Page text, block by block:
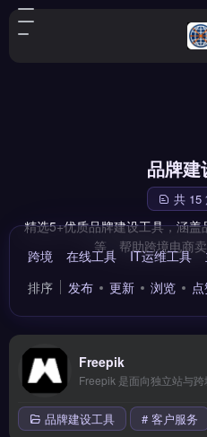
品牌建
共 15
精选5+优质品牌建设工具，涵
等，帮助跨境电商
跨境 在线工具 IT运维工具
排序
发布 更新 浏览
Freepik
品牌建设工具 # 客户服务